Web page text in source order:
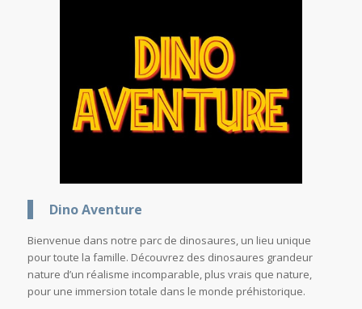
Dino Aventure
Bienvenue dans notre parc de dinosaures, un lieu unique
pour toute la famille. Découvrez des dinosaures grandeur
nature d’un réalisme incomparable, plus vrais que nature,
pour une immersion totale dans le monde préhistorique.